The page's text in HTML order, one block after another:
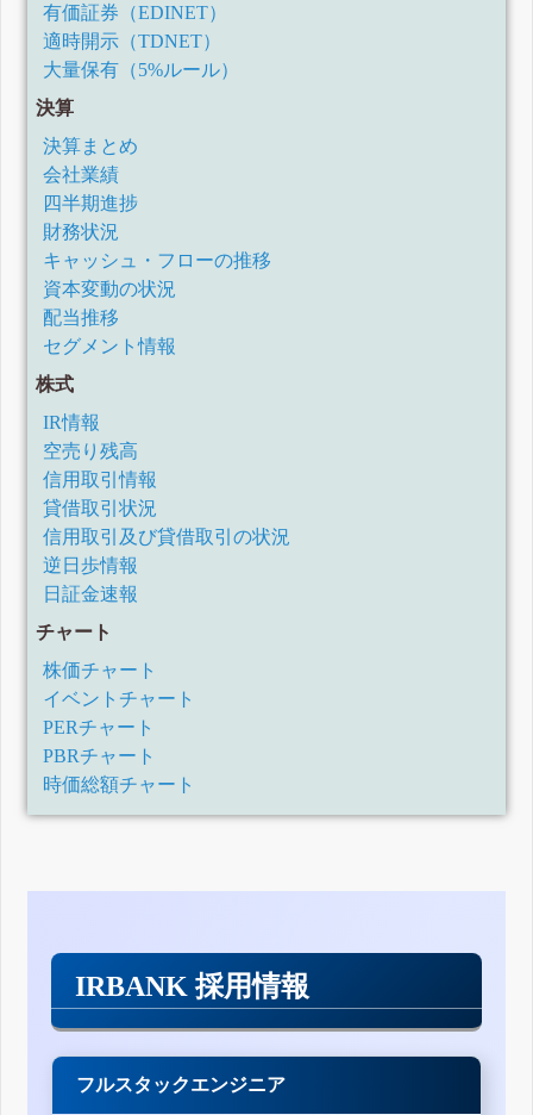
有価証券報告書-第40期(平成26年7月1日-平成27年6月30日)
有価証券報告書-第39期(平成25年7月1日-平成26年6月30日)
有価証券（EDINET）
適時開示（TDNET）
大量保有（5%ルール）
決算
決算まとめ
会社業績
四半期進捗
財務状況
キャッシュ・フローの推移
資本変動の状況
配当推移
セグメント情報
株式
IR情報
空売り残高
信用取引情報
貸借取引状況
信用取引及び貸借取引の状況
逆日歩情報
日証金速報
チャート
株価チャート
イベントチャート
PERチャート
PBRチャート
時価総額チャート
IRBANK 採用情報
フルスタックエンジニア